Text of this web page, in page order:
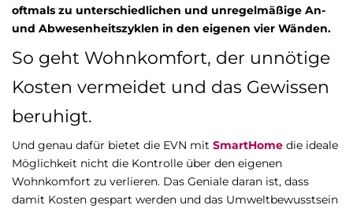
oftmals zu unterschiedlichen und unregelmäßige An-
und Abwesenheitszyklen in den eigenen vier Wänden.
So geht Wohnkomfort, der unnötige
Kosten vermeidet und das Gewissen
beruhigt.
Und genau dafür bietet die EVN mit SmartHome die ideale
Möglichkeit nicht die Kontrolle über den eigenen
Wohnkomfort zu verlieren. Das Geniale daran ist, dass
damit Kosten gespart werden und das Umweltbewusstsein